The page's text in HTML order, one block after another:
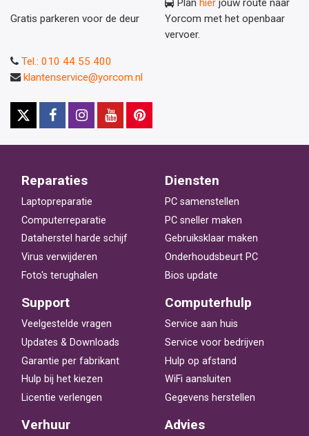
Gratis parkeren voor de deur
Plan hier jouw route naar
Yorcom met het openbaar
vervoer.
Tel.: 010 44 55 400
klantenservice@yorcom.nl
Reparaties
Laptopreparatie
Computerreparatie
Dataherstel harde schijf
Virus verwijderen
Foto's terughalen
Diensten
PC samenstellen
PC sneller maken
Gebruiksklaar maken
Onderhoudsbeurt PC
Bios update
Support
Veelgestelde vragen
Updates & Downloads
Garantie per fabrikant
Hulp bij het kiezen
Licentie verlengen
Computerhulp
Service aan huis
Service voor bedrijven
Hulp op afstand
WiFi aansluiten
Gegevens herstellen
Verhuur Advies